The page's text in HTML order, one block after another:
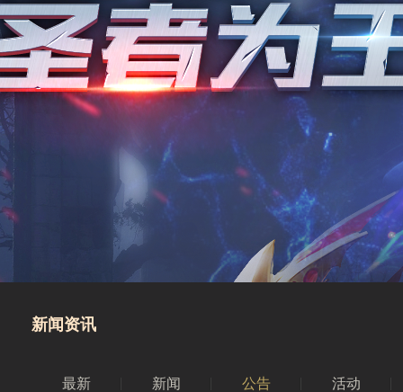
新闻资讯
最新 新闻 公告 活动